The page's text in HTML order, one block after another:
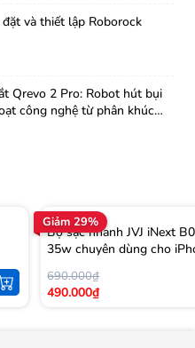
và thiết lập Roborock
Qrevo 2 Pro: Robot hút bụi
công nghệ từ phân khúc
Giảm 29%
Bộ sạc nhanh JVJ iNext
35w chuyên dùng cho
690.000₫
490.000₫